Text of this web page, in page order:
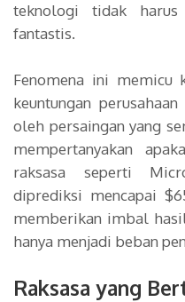
teknologi tidak harus
fantastis.
Fenomena ini memicu
keuntungan
oleh persaingan yang
mempertanyakan
raksasa seperti
diprediksi mencapai
memberikan imbal
hanya menjadi beban
Raksasa yang